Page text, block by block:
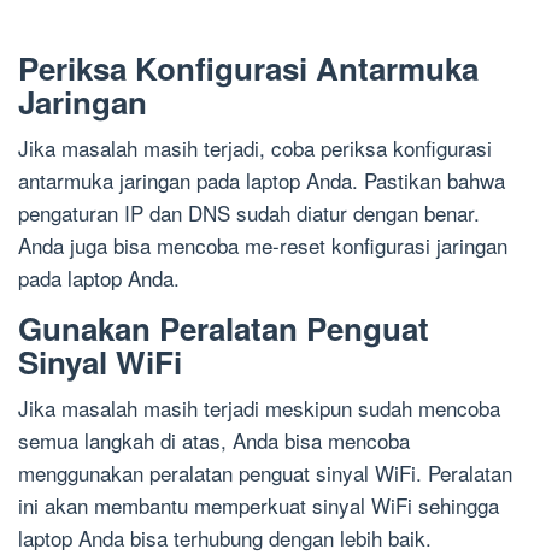
Periksa Konfigurasi Antarmuka
Jaringan
Jika masalah masih terjadi, coba periksa konfigurasi
antarmuka jaringan pada laptop Anda. Pastikan bahwa
pengaturan IP dan DNS sudah diatur dengan benar.
Anda juga bisa mencoba me-reset konfigurasi jaringan
pada laptop Anda.
Gunakan Peralatan Penguat
Sinyal WiFi
Jika masalah masih terjadi meskipun sudah mencoba
semua langkah di atas, Anda bisa mencoba
menggunakan peralatan penguat sinyal WiFi. Peralatan
ini akan membantu memperkuat sinyal WiFi sehingga
laptop Anda bisa terhubung dengan lebih baik.